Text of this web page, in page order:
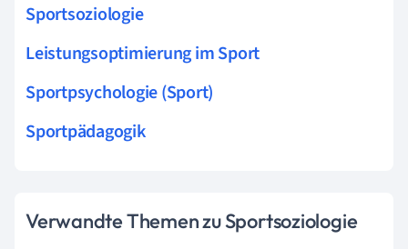
Sportsoziologie
Leistungsoptimierung im Sport
Sportpsychologie (Sport)
Sportpädagogik
Verwandte Themen zu Sportsoziologie